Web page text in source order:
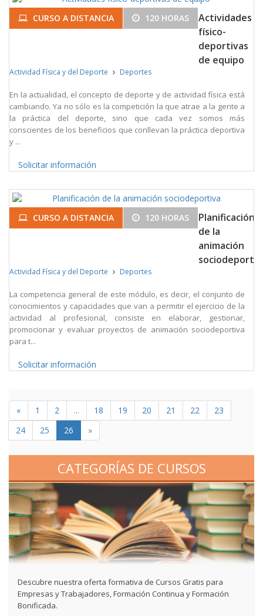
CURSO A DISTANCIA 120 HORAS
Actividades
físico-
deportivas
de equipo
Actividad Física y del Deporte Deportes
En la actualidad, el concepto de deporte y de actividad física está
cambiando. Ya no sólo es la competición la que atrae a la gente a
la práctica del deporte, sino que cada vez somos más
conscientes de los beneficios que conllevan la práctica deportiva
y ...
Solicitar información
CURSO A DISTANCIA 120 HORAS
Planificación
de la
animación
Actividad Física y del Deporte Deportes
La competencia general de este módulo, es decir, el conjunto de
conocimientos y capacidades que van a permitir el ejercicio de la
actividad al profesional, consiste en elaborar, gestionar,
promocionar y evaluar proyectos de animación sociodeportiva
para t...
Solicitar información
« 1 2 ... 18 19 20 21 22
23
24
25 26 »
CATEGORÍAS DE CURSOS
Descubre nuestra oferta formativa de Cursos Gratis para
Empresas y Trabajadores, Formación Continua y Formación
Bonificada.